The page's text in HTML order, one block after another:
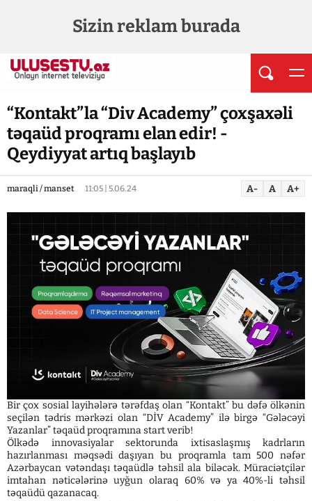
Sizin reklam burada
“Kontakt”la “Div Academy” çoxşaxəli
təqaüd proqramı elan edir! -
Qeydiyyat artıq başlayıb
maraqli / manset 11:05 | 5.06.24 A- A A+
Bir çox sosial layihələrə tərəfdaş olan “Kontakt” bu dəfə ölkənin
seçilən tədris mərkəzi olan “DİV Academy” ilə birgə “Gələcəyi
Yazanlar” təqaüd proqramına start verib!
Ölkədə innovasiyalar sektorunda ixtisaslaşmış kadrların
hazırlanması məqsədi daşıyan bu proqramla tam 500 nəfər
Azərbaycan vətəndaşı təqaüdlə təhsil ala biləcək. Müraciətçilər
imtahan nəticələrinə uyğun olaraq 60% və ya 40%-li təhsil
təqaüdü qazanacaq.